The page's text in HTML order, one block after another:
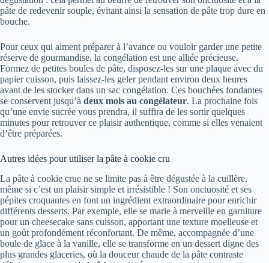
pâte de redevenir souple, évitant ainsi la sensation de pâte trop dure en
bouche.
Pour ceux qui aiment préparer à l’avance ou vouloir garder une petite
réserve de gourmandise, la congélation est une alliée précieuse.
Formez de petites boules de pâte, disposez-les sur une plaque avec du
papier cuisson, puis laissez-les geler pendant environ deux heures
avant de les stocker dans un sac congélation. Ces bouchées fondantes
se conservent jusqu’à deux mois au congélateur. La prochaine fois
qu’une envie sucrée vous prendra, il suffira de les sortir quelques
minutes pour retrouver ce plaisir authentique, comme si elles venaient
d’être préparées.
Autres idées pour utiliser la pâte à cookie cru
La pâte à cookie crue ne se limite pas à être dégustée à la cuillère,
même si c’est un plaisir simple et irrésistible ! Son onctuosité et ses
pépites croquantes en font un ingrédient extraordinaire pour enrichir
différents desserts. Par exemple, elle se marie à merveille en garniture
pour un cheesecake sans cuisson, apportant une texture moelleuse et
un goût profondément réconfortant. De même, accompagnée d’une
boule de glace à la vanille, elle se transforme en un dessert digne des
plus grandes glaceries, où la douceur chaude de la pâte contraste